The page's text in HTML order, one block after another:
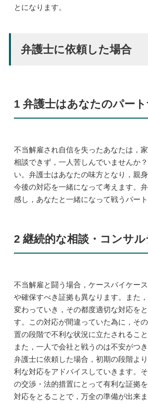
とになります。
弁護士に依頼した場合
1 弁護士はあなたのパート
不当解雇され自信を失ったあなたは，
相談できず，一人苦しんでいませんか
い。弁護士はあなたの味方となり，親
今後の対応を一緒になって考えます。
感し，あなたと一緒になって戦うパート
2 継続的な相談・コンサ
不当解雇と闘う場合，ケースバイケー
や確保すべき証拠も異なります。また
変わっていき，その都度適切な対応を
す。この対応が間違っていた為に，そ
置の段階で不利な状況に立たされること
また，一人で会社と戦うのは不安がつ
弁護士に依頼した場合，初期の段階よ
利な対応をアドバイスしていきます。
の交渉・法的措置にとって有利な証拠
対応をとることで，万全の準備が出来